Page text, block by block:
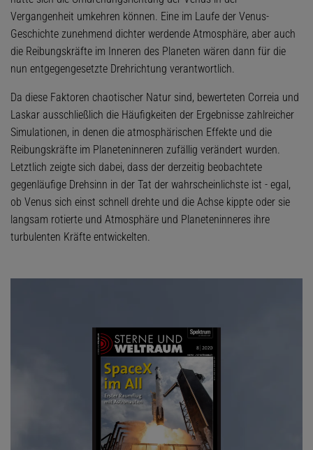
Vergangenheit umkehren können. Eine im Laufe der Venus-
Geschichte zunehmend dichter werdende Atmosphäre, aber auch
die Reibungskräfte im Inneren des Planeten wären dann für die
nun entgegengesetzte Drehrichtung verantwortlich.
Da diese Faktoren chaotischer Natur sind, bewerteten Correia und
Laskar ausschließlich die Häufigkeiten der Ergebnisse zahlreicher
Simulationen, in denen die atmosphärischen Effekte und die
Reibungskräfte im Planeteninneren zufällig verändert wurden.
Letztlich zeigte sich dabei, dass der derzeitig beobachtete
gegenläufige Drehsinn in der Tat der wahrscheinlichste ist - egal,
ob Venus sich einst schnell drehte und die Achse kippte oder sie
langsam rotierte und Atmosphäre und Planeteninneres ihre
turbulenten Kräfte entwickelten.